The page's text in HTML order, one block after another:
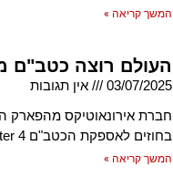
המשך קריאה »
העולם רוצה כטב"ם
03/07/2025
אין תגובות
חברת אירונאוטיקס מהפארק
בחוזים לאספקת הכטב"ם Orbiter 4 בהיקף של 50 מיליון דולר
המשך קריאה »